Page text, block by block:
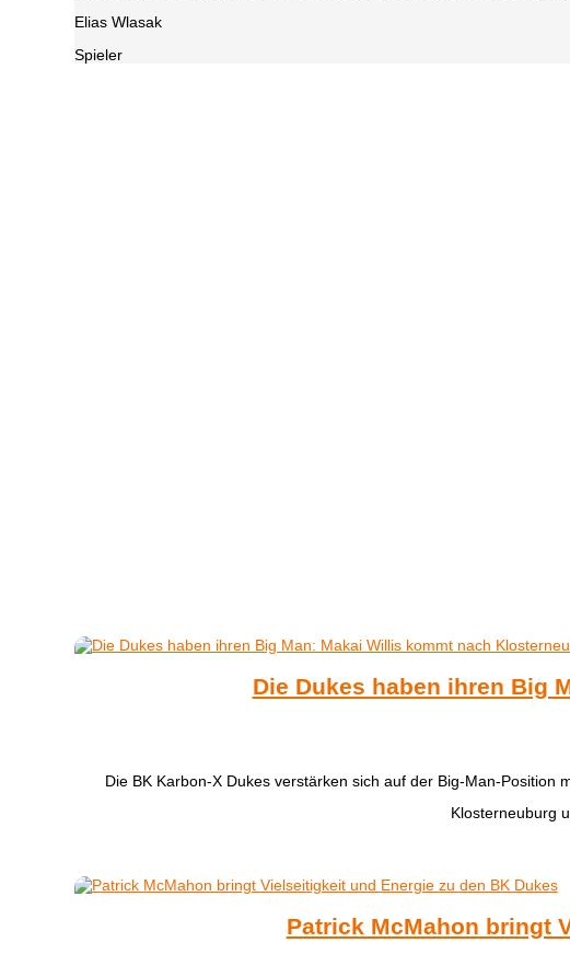
Elias Wlasak
Spieler
Die Dukes haben ihren Big
​Die BK Karbon-X Dukes verstärken sich auf der Big-Man-
Klosterneuburg
Patrick McMahon bringt